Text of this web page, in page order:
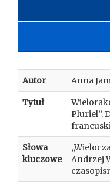
Autor Anna
Tytuł
Pluriel”.
Słowa
kluczowe
Andrzej